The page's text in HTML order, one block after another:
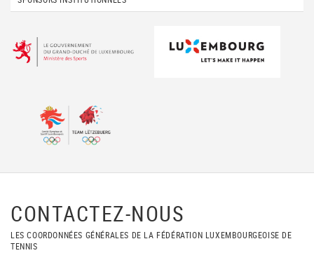
CONTACTEZ-NOUS
LES COORDONNÉES GÉNÉRALES DE LA FÉDÉRATION LUXEMBOURGEOISE DE
TENNIS